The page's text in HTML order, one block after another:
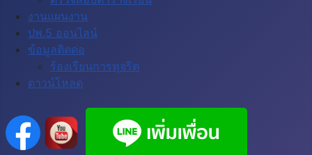
งานแผนงาน
ปพ.5 ออนไลน์
ข้อมูลติดด่อ
ร้องเรียนการทุจริต
ดาวน์โหลด